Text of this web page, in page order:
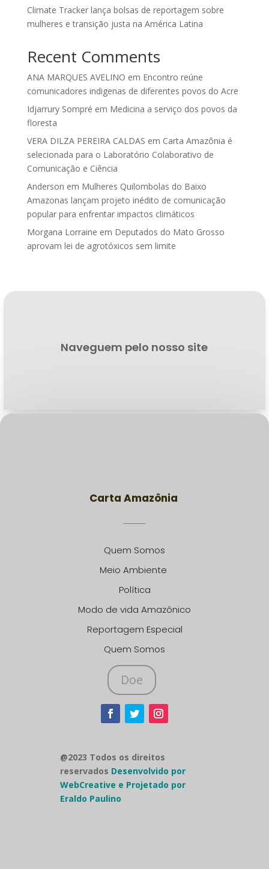
Climate Tracker lança bolsas de reportagem sobre
mulheres e transição justa na América Latina
Recent Comments
ANA MARQUES AVELINO em Encontro reúne
comunicadores indigenas de diferentes povos do Acre
Idjarrury Sompré em Medicina a serviço dos povos da
floresta
VERA DILZA PEREIRA CALDAS em Carta Amazônia é
selecionada para o Laboratório Colaborativo de
Comunicação e Ciência
Anderson em Mulheres Quilombolas do Baixo
Amazonas lançam projeto inédito de comunicação
popular para enfrentar impactos climáticos
Morgana Lorraine em Deputados do Mato Grosso
aprovam lei de agrotóxicos sem limite
Naveguem pelo nosso site
Carta Amazônia
Quem Somos
Meio Ambiente
Política
Modo de vida Amazônico
Reportagem Especial
Quem Somos
Doe
@2023 Todos os direitos
reservados Desenvolvido por
WebCreative e Projetado por
Eraldo Paulino